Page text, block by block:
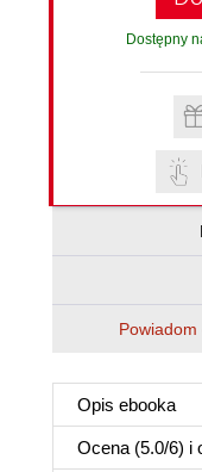
Dostępny
Opis ebooka
Ocena (5.0/6) i